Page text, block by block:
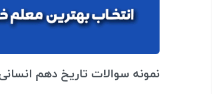
نمونه سوالات تاریخ دهم